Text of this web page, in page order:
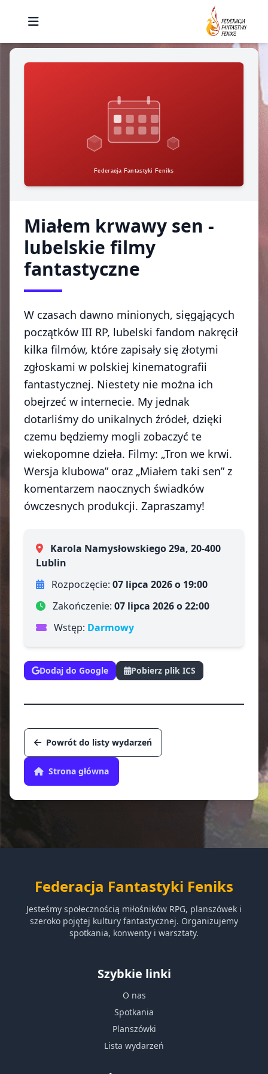
Miałem krwawy sen -
lubelskie filmy
fantastyczne
W czasach dawno minionych, sięgąjących
początków III RP, lubelski fandom nakręcił
kilka filmów, które zapisały się złotymi
zgłoskami w polskiej kinematografii
fantastycznej. Niestety nie można ich
obejrzeć w internecie. My jednak
dotarliśmy do unikalnych źródeł, dzięki
czemu będziemy mogli zobaczyć te
wiekopomne dzieła. Filmy: „Tron we krwi.
Wersja klubowa” oraz „Miałem taki sen” z
komentarzem naocznych świadków
ówczesnych produkcji. Zapraszamy!
Karola Namysłowskiego 29a, 20-400
Lublin
Rozpoczęcie: 07 lipca 2026 o 19:00
Zakończenie: 07 lipca 2026 o 22:00
Wstęp: Darmowy
Dodaj do Google Pobierz plik ICS
Powrót do listy wydarzeń
Strona główna
Federacja Fantastyki Feniks
Jesteśmy społecznością miłośników RPG, planszówek i
szeroko pojętej kultury fantastycznej. Organizujemy
spotkania, konwenty i warsztaty.
Szybkie linki
O nas
Spotkania
Planszówki
Lista wydarzeń